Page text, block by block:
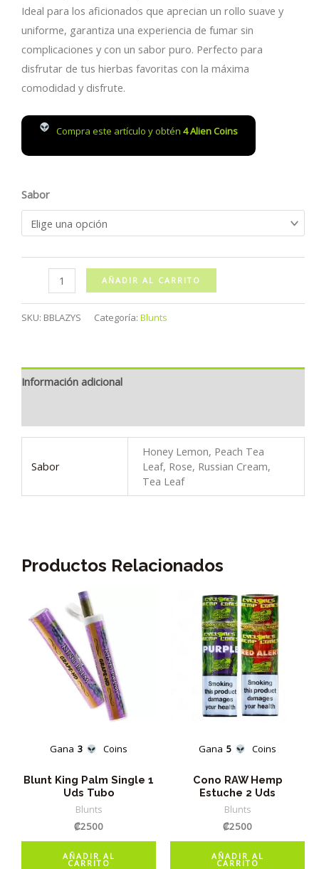
Ideal para los aficionados que aprecian un rollo suave y
uniforme, garantiza una experiencia de fumar sin
complicaciones y con un sabor puro. Perfecto para
disfrutar de tus hierbas favoritas con la máxima
comodidad y disfrute.
Compra este artículo y obtén 4Alien Coins
Sabor
Susan
AÑADIR AL CARRITO
SKU: BBLAZYS Categoría: Blunts
Información adicional
Sabor
Honey Lemon, Peach Tea
Leaf, Rose, Russian Cream,
Tea Leaf
Productos Relacionados
Gana 3 Coins
Blunt King Palm Single 1
Uds Tubo
Blunts
₡2500
AÑADIR AL
CARRITO
Gana 5 Coins
Cono RAW Hemp
Estuche 2 Uds
Blunts
₡2500
AÑADIR AL
CARRITO